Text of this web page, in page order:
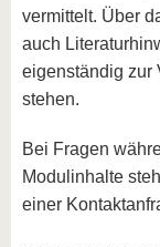
vermittelt. Über
auch
eigenständig zur
stehen.
Bei Fragen
Modulinhalte
einer